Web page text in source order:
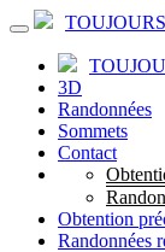
3D
Randonnées
Sommets
Contact
Obtention
Randonnées